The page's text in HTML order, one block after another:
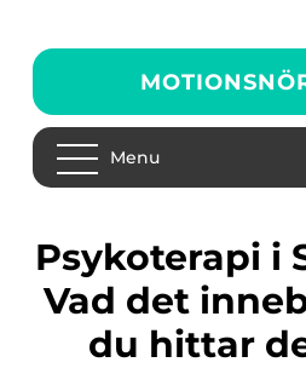
Menu
Psykoterapi i Stockholm:
Vad det
du hittar